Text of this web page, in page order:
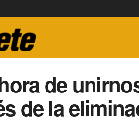
de
de la